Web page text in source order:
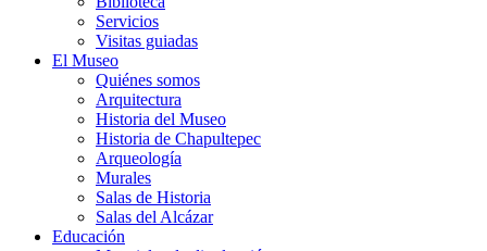
Servicios
Visitas guiadas
El Museo
Quiénes somos
Arquitectura
Historia del Museo
Historia de Chapultepec
Arqueología
Murales
Salas de Historia
Salas del Alcázar
Educación